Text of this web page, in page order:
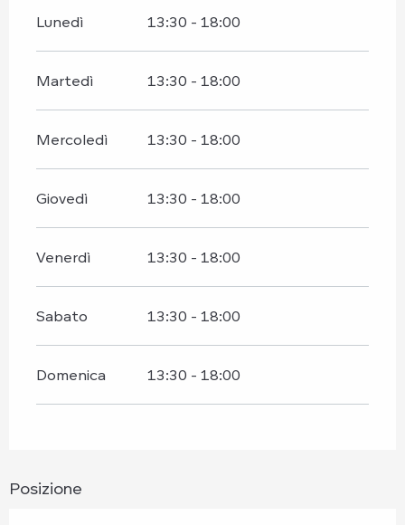
Lunedì 13:30 - 18:00
Martedì 13:30 - 18:00
Mercoledì 13:30 - 18:00
Giovedì 13:30 - 18:00
Venerdì 13:30 - 18:00
Sabato 13:30 - 18:00
Domenica 13:30 - 18:00
Posizione